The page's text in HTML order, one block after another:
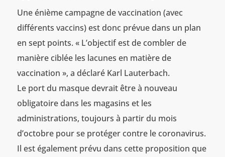
Une énième campagne de vaccination (avec
différents vaccins) est donc prévue dans un plan
en sept points. « L’objectif est de combler de
manière ciblée les lacunes en matière de
vaccination », a déclaré Karl Lauterbach.
Le port du masque devrait être à nouveau
obligatoire dans les magasins et les
administrations, toujours à partir du mois
d’octobre pour se protéger contre le coronavirus.
Il est également prévu dans cette proposition que